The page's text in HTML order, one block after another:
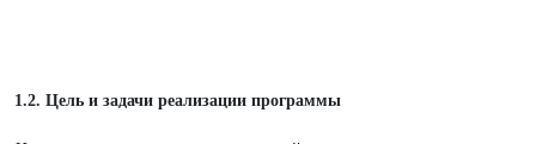
1.2. Цель и задачи реализации программы